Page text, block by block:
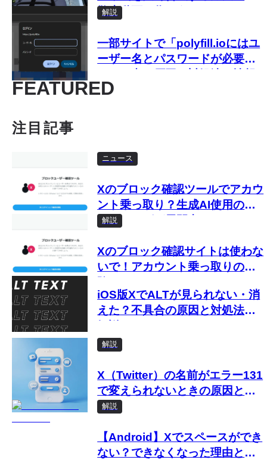
散歩動画を作ろう
解説
一部サイトで「polyfill.ioにはユ
ーザー名とパスワードが必要で
は入力しないで
FEATURED
注目記事
ニュース
Xのブロック確認ツールでアカウ
ント乗っ取り？生成AI使用のフ
ィッシングが展開中
解説
Xのブロック確認サイトは使わな
いで！アカウント乗っ取りの危
iOS版XでALTが見られない・消
えた？不具合の原因と対処法を
解説
X（Twitter）の名前がエラー131
で変えられないときの原因と対
処法
解説
【Android】Xでスペースができ
ない？できなくなった理由と対